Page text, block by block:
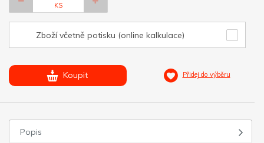
KS
Zboží včetně potisku (online kalkulace)
Koupit Přidej do výběru
Popis